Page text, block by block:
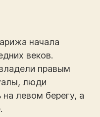
начала
веков.
правым
люди
на левом берегу, а